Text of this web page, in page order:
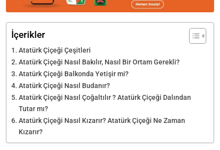
İçerikler
Atatürk Çiçeği Çeşitleri
Atatürk Çiçeği Nasıl Bakılır, Nasıl Bir Ortam Gerekli?
Atatürk Çiçeği Balkonda Yetişir mi?
Atatürk Çiçeği Nasıl Budanır?
Atatürk Çiçeği Nasıl Çoğaltılır ? Atatürk Çiçeği Dalından
Tutar mı?
Atatürk Çiçeği Nasıl Kızarır? Atatürk Çiçeği Ne Zaman
Kızarır?